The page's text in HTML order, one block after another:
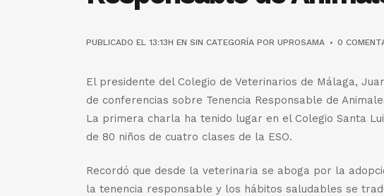
PUBLICADO EL 13:13H EN SIN CATEGORÍA POR UPROSAMA 0
El presidente del Colegio de Veterinarios de Málaga,
de conferencias sobre Tenencia Responsable de
La primera charla ha tenido lugar en el Colegio Santa
de 80 niños de cuatro clases de la ESO.
Recordó que desde la veterinaria se aboga por la
la tenencia responsable y los hábitos saludables se